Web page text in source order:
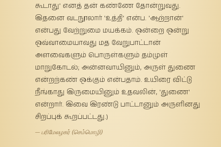
கூடாது' எனத் தன் கண்ணே தோன்றுவது.
இதனை வடநூலார் 'உத்தி' என்ப. 'ஆற்றான்'
என்பது வேற்றுமை மயக்கம். ஒன்றை ஒன்று
ஒவ்வாமையாவது மத வேறுபாட்டான்
அளவைகளும் பொருள்களும் தம்முள்
மாறுகோடல்; அன்னவாயினும், அருள் துணை
என்றற்கண் ஒக்கும் என்பதாம். உயிரை விட்டு
நீங்காது இருமையினும் உதவலின், 'துணை'
என்றார். இவை இரண்டு பாட்டானும் அருளினது
சிறப்புக் கூறப்பட்டது.)
— பரிமேலழகர் (செம்மொழி)